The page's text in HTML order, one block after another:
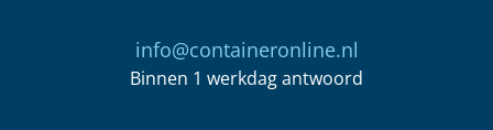
info@containeronline.nl
Binnen 1 werkdag antwoord